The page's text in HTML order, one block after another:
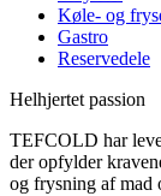
Køle- og
Gastro
Reservedele
Helhjertet passion
TEFCOLD har
der opfylder
og frysning af mad